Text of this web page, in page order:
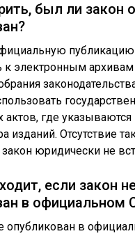
был ли закон
к электронным архивам
где указываются
изданий. Отсутствие
закон юридически не
если закон
в официальном
опубликован в